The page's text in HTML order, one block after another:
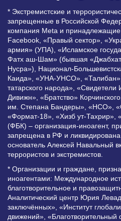
* Экстремистские и
запрещенные в Российской
компания Meta и
Facebook, «Правый сектор»,
армия» (УПА), «Исламское
Фатх аш-Шам» (бывшая
Нусра»), Национал-
Каида», «УНА-УНСО»,
татарского народа»,
Дивижн», «Братство»
им. Степана Бандеры», «НСО»,
«Формат-18», «Хизб ут-Тахрир»,
(ФБК) – организация-иноагент,
запрещена в РФ и
основатель Алексей Навальный
террористов и экстремистов.
* Организации и граждане,
иноагентами: Международное
благотворительное и
Аналитический центр Юрия
заключённых», «Институт
движений»,